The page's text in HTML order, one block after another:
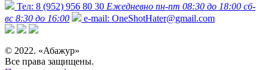
Тел: 8 (952) 956 80 30 Ежедневно пн-пт 08:30 до 18:00 сб-
вс 8:30 до 16:00
e-mail: OneShotHater@gmail.com
© 2022. «Абажур»
Все права защищены.